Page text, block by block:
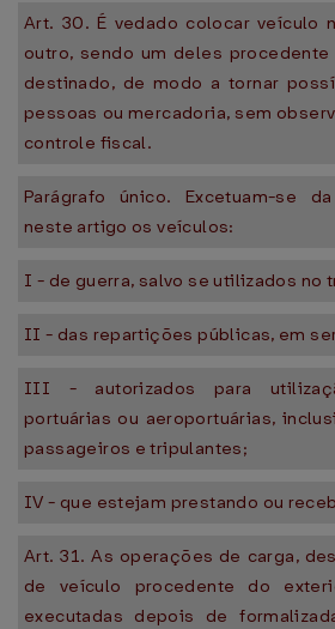
Art. 30. É vedado colocar veículo
outro, sendo um deles
destinado, de modo a tornar
pessoas ou mercadoria, sem
controle fiscal.
Parágrafo único. Excetuam-se
neste artigo os veículos:
I - de guerra, salvo se utilizados no
II - das repartições públicas, em
III - autorizados para
portuárias ou aeroportuárias,
passageiros e tripulantes;
IV - que estejam prestando ou
Art. 31. As operações de carga,
de veículo procedente do
executadas depois de